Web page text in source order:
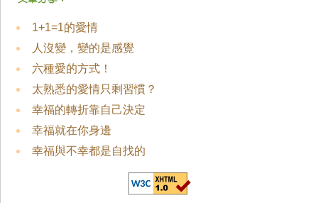
1+1=1的愛情
人沒變，變的是感覺
六種愛的方式！
太熟悉的愛情只剩習慣？
幸福的轉折靠自己決定
幸福就在你身邊
幸福與不幸都是自找的